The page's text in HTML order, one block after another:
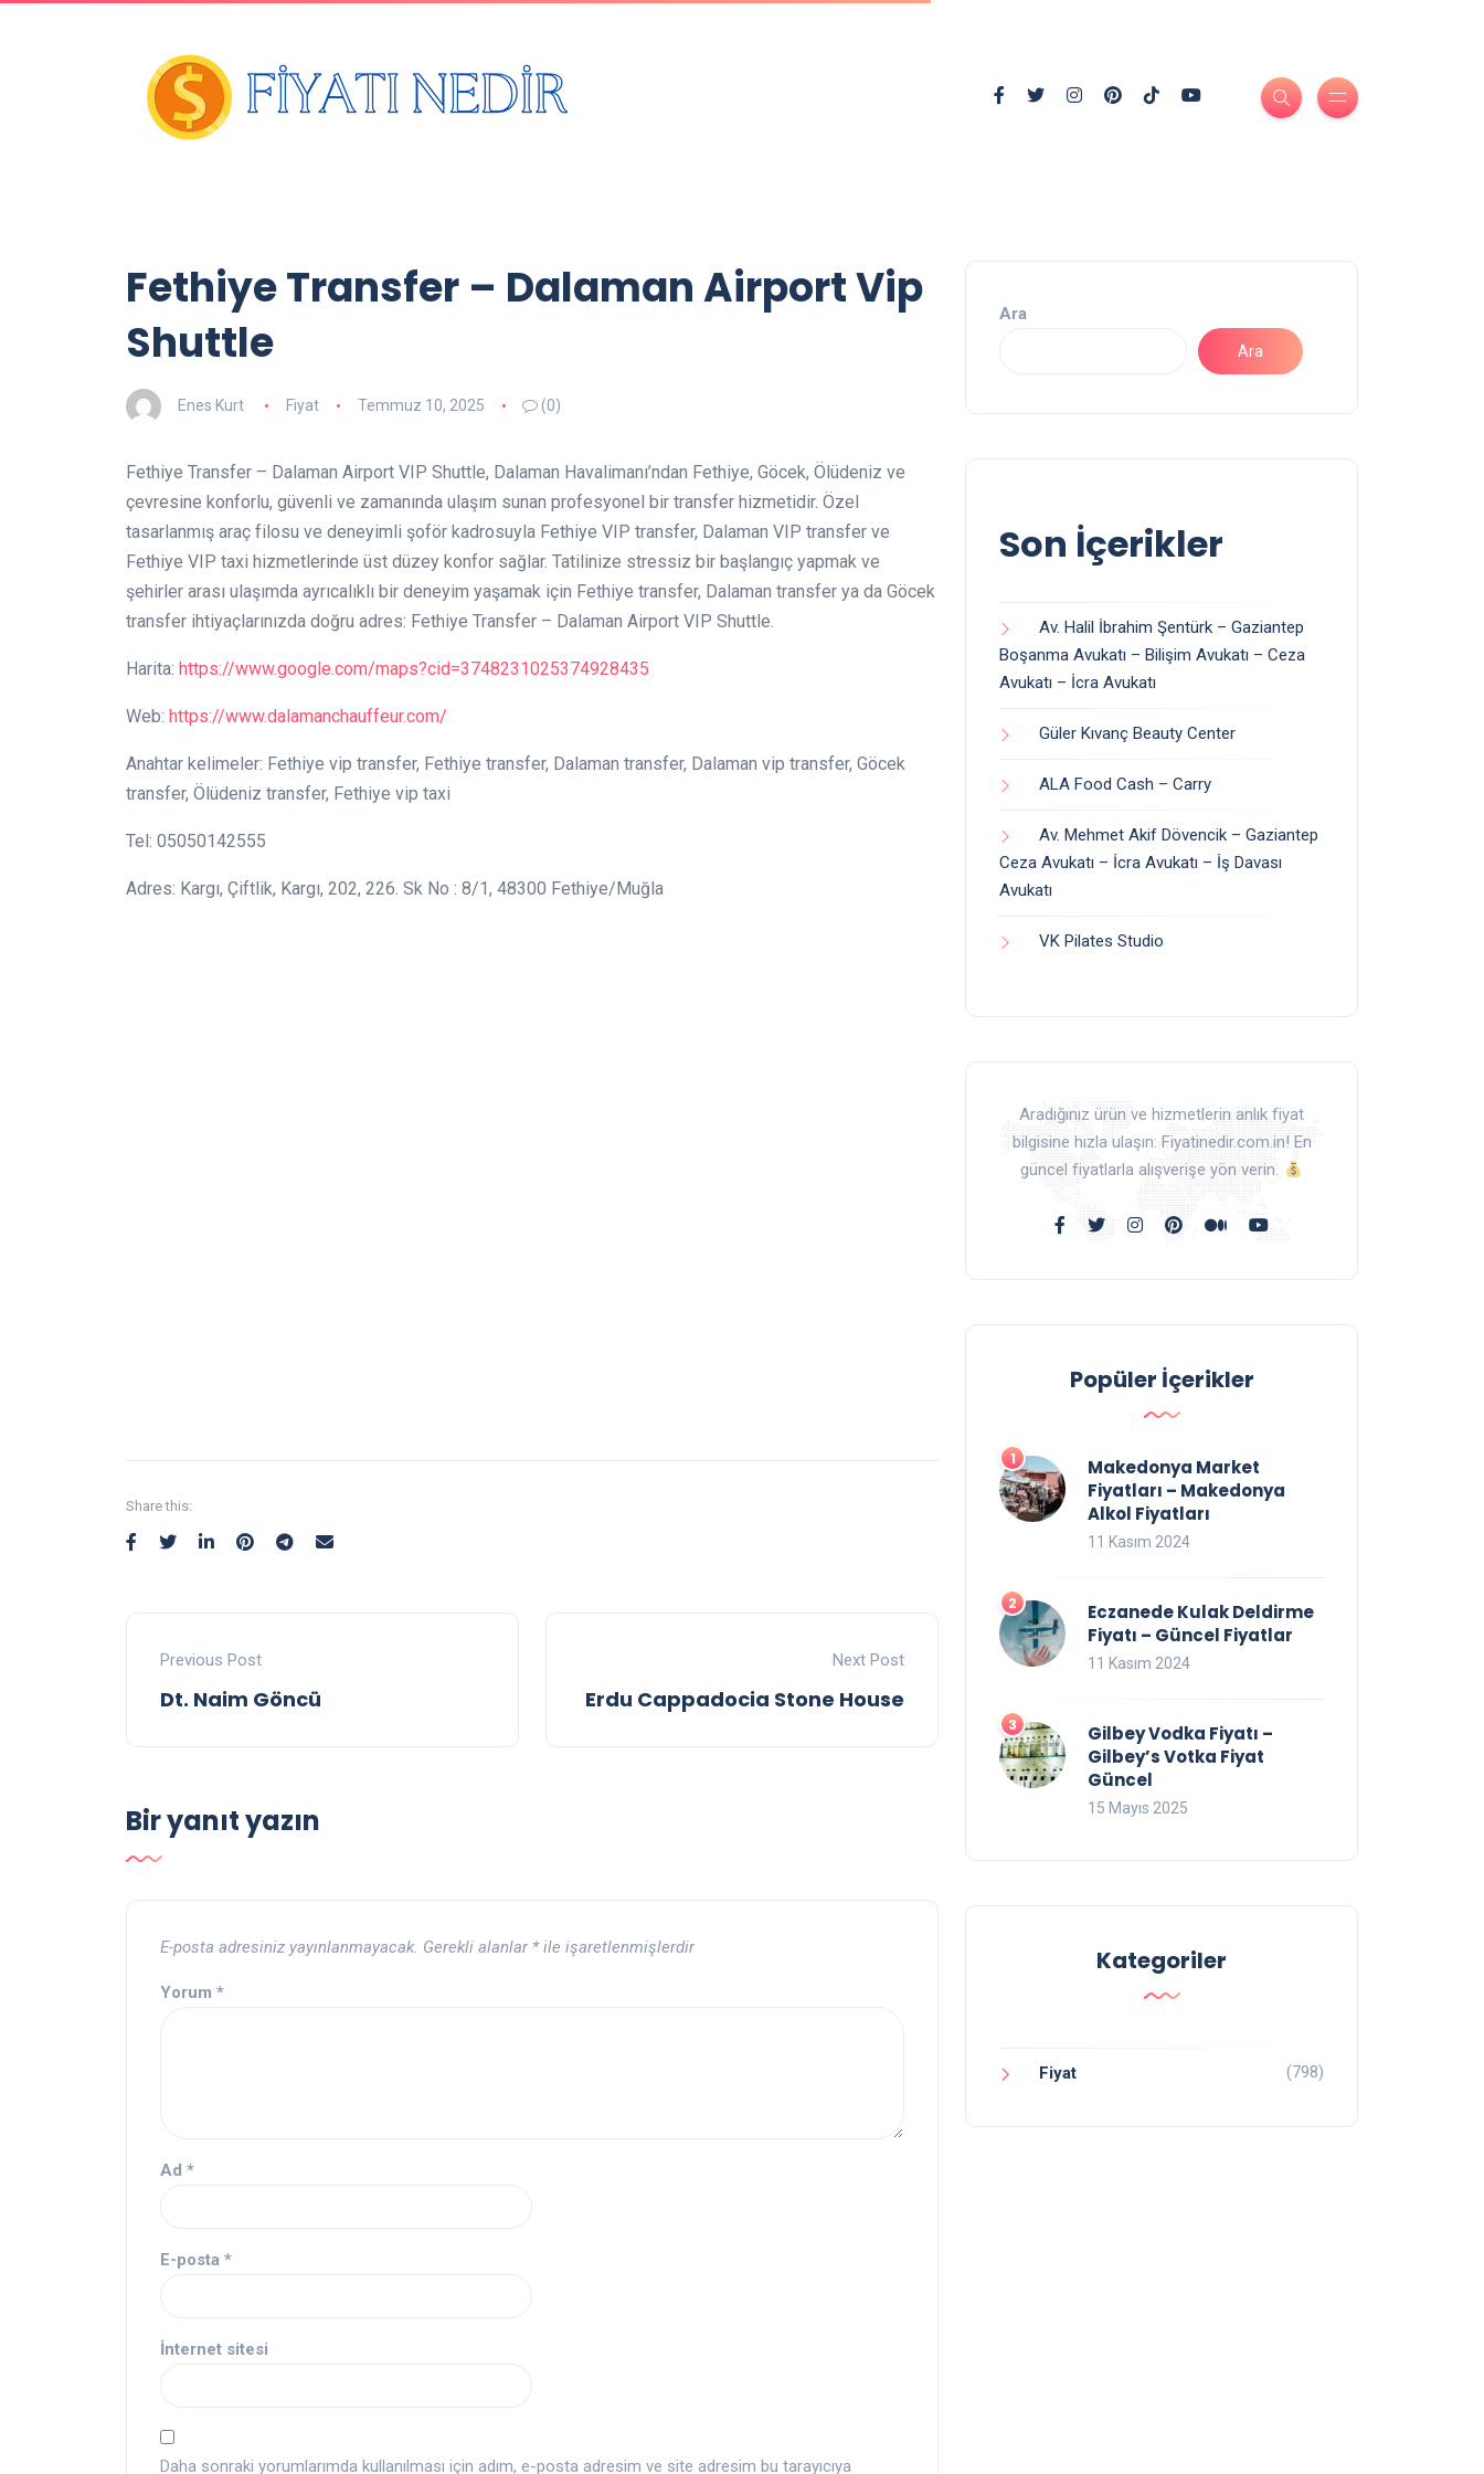
Fethiye Transfer – Dalaman Airport Vip
Shuttle
Enes Kurt Fiyat Temmuz 10, 2025 (0)
Fethiye Transfer – Dalaman Airport VIP Shuttle, Dalaman Havalimanı’ndan Fethiye, Göcek, Ölüdeniz ve
çevresine konforlu, güvenli ve zamanında ulaşım sunan profesyonel bir transfer hizmetidir. Özel
tasarlanmış araç filosu ve deneyimli şoför kadrosuyla Fethiye VIP transfer, Dalaman VIP transfer ve
Fethiye VIP taxi hizmetlerinde üst düzey konfor sağlar. Tatilinize stressiz bir başlangıç yapmak ve
şehirler arası ulaşımda ayrıcalıklı bir deneyim yaşamak için Fethiye transfer, Dalaman transfer ya da Göcek
transfer ihtiyaçlarınızda doğru adres: Fethiye Transfer – Dalaman Airport VIP Shuttle.
Harita: https://www.google.com/maps?cid=3748231025374928435
Web: https://www.dalamanchauffeur.com/
Anahtar kelimeler: Fethiye vip transfer, Fethiye transfer, Dalaman transfer, Dalaman vip transfer, Göcek
transfer, Ölüdeniz transfer, Fethiye vip taxi
Tel: 05050142555
Adres: Kargı, Çiftlik, Kargı, 202, 226. Sk No : 8/1, 48300 Fethiye/Muğla
Share this:
Previous Post
Dt. Naim Göncü
Next Post
Erdu Cappadocia Stone House
Bir yanıt yazın
E-posta adresiniz yayınlanmayacak. Gerekli alanlar *ile işaretlenmişlerdir
Yorum *
Ad *
E-posta *
İnternet sitesi
Daha sonraki yorumlarımda kullanılması için adım, e-posta adresim ve site adresim bu tarayıcıya
Ara
Ara
Son İçerikler
Av. Halil İbrahim Şentürk – Gaziantep
Boşanma Avukatı – Bilişim Avukatı – Ceza
Avukatı – İcra Avukatı
Güler Kıvanç Beauty Center
ALA Food Cash – Carry
Av. Mehmet Akif Dövencik – Gaziantep
Ceza Avukatı – İcra Avukatı – İş Davası
Avukatı
VK Pilates Studio
Aradığınız ürün ve hizmetlerin anlık fiyat
bilgisine hızla ulaşın: Fiyatinedir.com.in! En
güncel fiyatlarla alışverişe yön verin.
Popüler İçerikler
Makedonya Market
Fiyatları – Makedonya
Alkol Fiyatları
11 Kasım 2024
Eczanede Kulak Deldirme
Fiyatı – Güncel Fiyatlar
11 Kasım 2024
Gilbey Vodka Fiyatı –
Gilbey’s Votka Fiyat
Güncel
15 Mayıs 2025
Kategoriler
Fiyat (798)